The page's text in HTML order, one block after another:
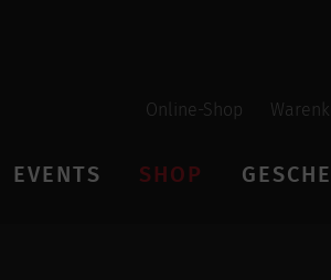
Online-Shop
EVENTS SHOP